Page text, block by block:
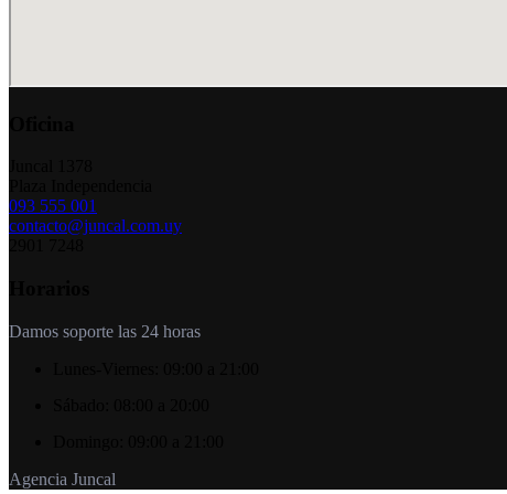
093 555 001
contacto@juncal.com.uy
Damos soporte las 24 horas
Agencia Juncal